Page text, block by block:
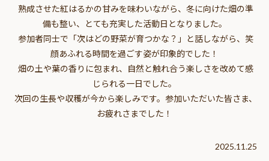
熟成させた紅はるかの甘みを味わいながら、冬に向けた畑の準
備も整い、とても充実した活動日となりました。
参加者同士で「次はどの野菜が育つかな？」と話しながら、笑
顔あふれる時間を過ごす姿が印象的でした！
畑の土や葉の香りに包まれ、自然と触れ合う楽しさを改めて感
じられる一日でした。
次回の生長や収穫が今から楽しみです。参加いただいた皆さま、
お疲れさまでした！
2025.11.25